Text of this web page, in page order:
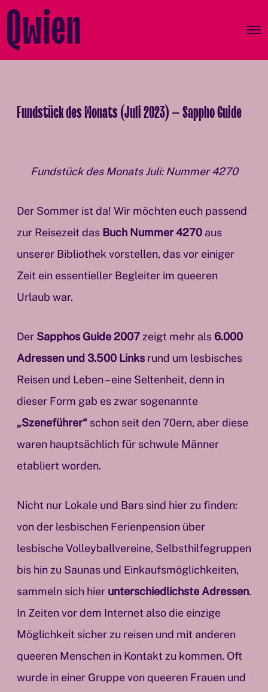
O
Fundstück des Monats (Juli 2023) – Sappho Guide
Fundstück des Monats Juli: Nummer 4270
Der Sommer ist da! Wir möchten euch passend
zur Reisezeit das Buch Nummer 4270 aus
unserer Bibliothek vorstellen, das vor einiger
Zeit ein essentieller Begleiter im queeren
Urlaub war.
Der Sapphos Guide 2007 zeigt mehr als 6.000
Adressen und 3.500 Links rund um lesbisches
Reisen und Leben – eine Seltenheit, denn in
dieser Form gab es zwar sogenannte
„Szeneführer“ schon seit den 70ern, aber diese
waren hauptsächlich für schwule Männer
etabliert worden.
Nicht nur Lokale und Bars sind hier zu finden:
von der lesbischen Ferienpension über
lesbische Volleyballvereine, Selbsthilfegruppen
bis hin zu Saunas und Einkaufsmöglichkeiten,
sammeln sich hier unterschiedlichste Adressen.
In Zeiten vor dem Internet also die einzige
Möglichkeit sicher zu reisen und mit anderen
queeren Menschen in Kontakt zu kommen. Oft
wurde in einer Gruppe von queeren Frauen und